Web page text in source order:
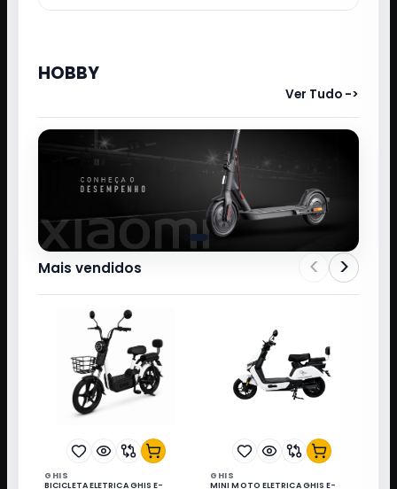
HOBBY
Ver Tudo ->
Mais vendidos < >
GHIS
BICICLETA ELETRICA GHIS E-
GHIS
MINI MOTO ELETRICA GHIS E-